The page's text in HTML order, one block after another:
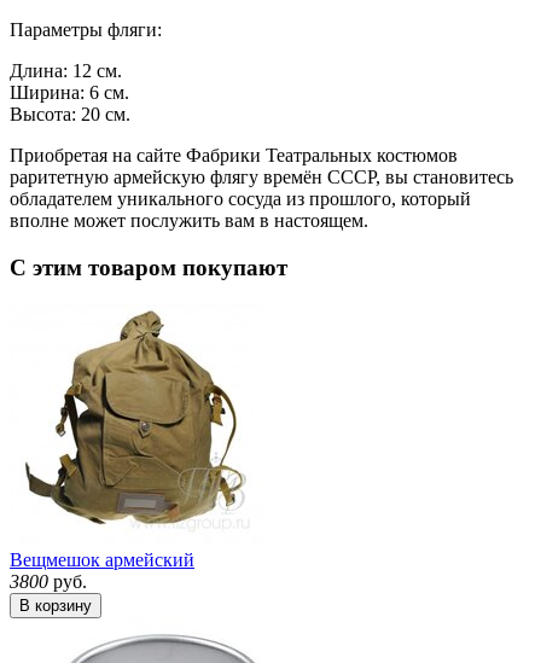
Параметры фляги:
Длина: 12 см.
Ширина: 6 см.
Высота: 20 см.
Приобретая на сайте Фабрики Театральных костюмов
раритетную армейскую флягу времён СССР, вы становитесь
обладателем уникального сосуда из прошлого, который
вполне может послужить вам в настоящем.
С этим товаром покупают
Вещмешок армейский
3800 руб.
В корзину